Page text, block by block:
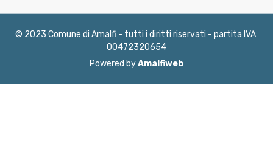
© 2023 Comune di Amalfi - tutti i diritti riservati - partita IVA:
00472320654
Powered byAmalfiweb